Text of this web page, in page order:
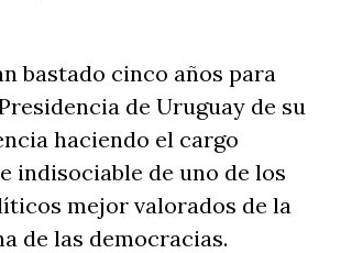
bastado cinco años para
de Uruguay de su
haciendo el cargo
indisociable de uno de los
mejor valorados de la
de las democracias.